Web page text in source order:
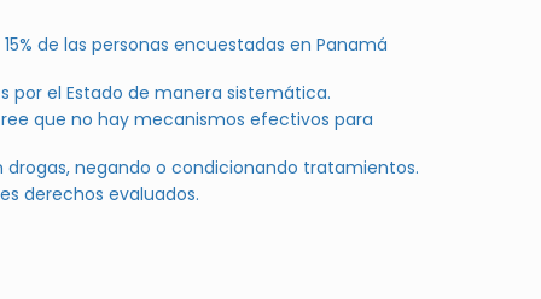
de las personas encuestadas en Panamá
por el Estado de manera sistemática.
que no hay mecanismos efectivos para
drogas, negando o condicionando tratamientos.
derechos evaluados.